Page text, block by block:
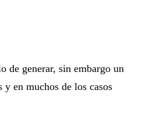
de generar, sin embargo un
en muchos de los casos